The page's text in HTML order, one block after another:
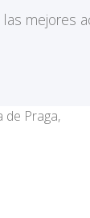
mejores